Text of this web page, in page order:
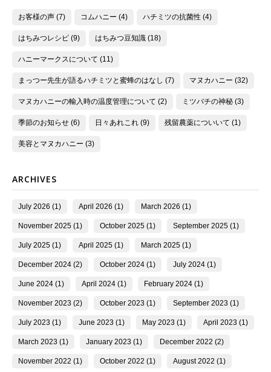
お客様の声 (7) コムハニー (4) ハチミツの抗菌性 (4)
はちみつレシピ (9) はちみつ豆知識 (18)
ハニーマークスについて (11)
まっつー先生が語るハチミツと蜜蜂のはなし (7) マヌカハニー (32)
マヌカハニーの輸入時の温度管理について (2) ミツバチの神秘 (3)
季節のお知らせ (6) 日々あれこれ (9) 残留農薬についいて (1)
美容とマヌカハニー (3)
ARCHIVES
July 2026 (1) April 2026 (1) March 2026 (1)
November 2025 (1) October 2025 (1) September 2025 (1)
July 2025 (1) April 2025 (1) March 2025 (1)
December 2024 (2) October 2024 (1) July 2024 (1)
June 2024 (1) April 2024 (1) February 2024 (1)
November 2023 (2) October 2023 (1) September 2023 (1)
July 2023 (1) June 2023 (1) May 2023 (1) April 2023 (1)
March 2023 (1) January 2023 (1) December 2022 (2)
November 2022 (1) October 2022 (1) August 2022 (1)